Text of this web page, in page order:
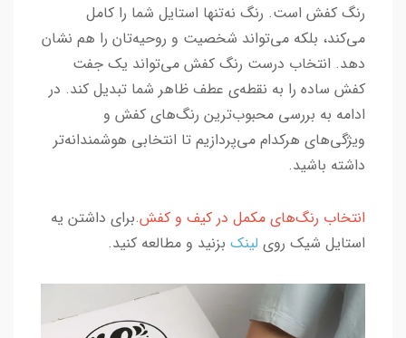
رنگ کفش است. رنگ نه‌تنها استایل شما را کامل
می‌کند، بلکه می‌تواند شخصیت و روحیه‌تان را هم نشان
دهد. انتخاب درست رنگ کفش می‌تواند یک جفت
کفش ساده را به نقطه‌ی عطف ظاهر شما تبدیل کند. در
ادامه به بررسی محبوب‌ترین رنگ‌های کفش و
ویژگی‌های هرکدام می‌پردازیم تا انتخابی هوشمندانه‌تر
داشته باشید.
انتخاب رنگ‌های مکمل در کیف و کفش.برای داشتن یه
استایل شیک روی لینک بزنید و مطالعه کنید.